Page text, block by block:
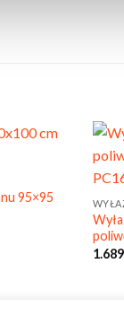
95×95